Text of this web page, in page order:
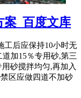
案_百度文库
工后应保持10小时无
加15％专用砂,第三
砂搅拌均匀,再加入
区应做四道不加砂